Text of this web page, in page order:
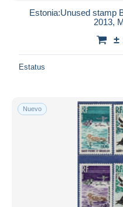
Estonia:Unused stamp
2013,
±
Estatus
Nuevo